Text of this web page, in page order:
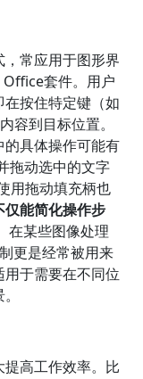
常应用于图形界
套件。用户
按住特定键（如
到目标位置。
具体操作可能有
拖动选中的文字
用拖动填充柄也
仅能简化操作步
在某些图像处理
更是经常被用来
于需要在不同位
高工作效率。比